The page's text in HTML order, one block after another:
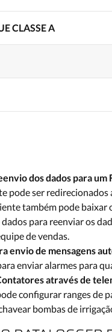
CLASSE A
dos dados para
pode ser
também pode
para reenviar os
de vendas.
envio de mensagens
enviar alarmes para
através de
configurar ranges de
bombas de